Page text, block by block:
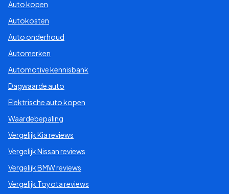
Auto kopen
Autokosten
Auto onderhoud
Automerken
Automotive kennisbank
Dagwaarde auto
Elektrische auto kopen
Waardebepaling
Vergelijk Kia reviews
Vergelijk Nissan reviews
Vergelijk BMW reviews
Vergelijk Toyota reviews